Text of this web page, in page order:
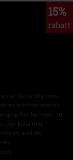
15%
rabatt
att behandla mina
och information
kommer att
återkalla mitt
att avsluta